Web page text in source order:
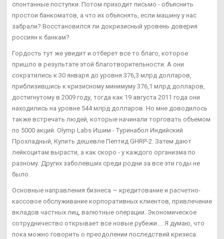
спонтанные поступки. Потом приходит письмо - объяснить
простои банкоматов, а что их объяснять, если машину у нас
забрали? Восстановился ли докризисный уровень доверия
россиян к банкам?
Гордость тут же увидит и отберет все то благо, которое
пришло в результате этой благотворительности. А они
сократились к 30 января до уровня 376,3 млрд долларов,
приблизившись к кризисному минимуму 376,1 млрд долларов,
достигнутому в 2009 году, тогда как 19 августа 2011 года они
находились на уровне 544 млрд долларов. Но мне доводилось
также встречать людей, которые начинали торговать объемом
по 5000 акций. Olymp Labs Ишим - Туринабол Индийский
Прохладный, Купить дешевле Пептид GHRP-2. Затем дают
лейкоцитам вырасти, а как скоро - у каждого организма по
разному. Других заболевших среди родни за все эти годы не
было.
Основные направления бизнеса — кредитование и расчетно-
кассовое обслуживание корпоративных клиентов, привлечение
вкладов частных лиц, валютные операции. Экономическое
сотрудничество открывает все новые рубежи.... Я думаю, что
пока можно говорить о преодолении последствий кризиса.